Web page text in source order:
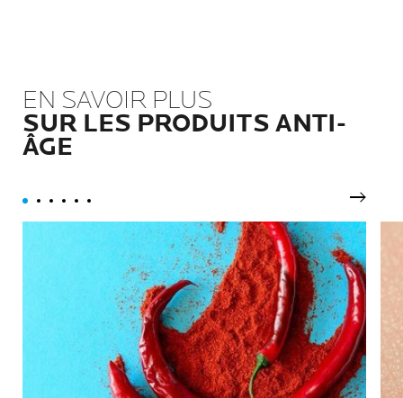
EN SAVOIR PLUS
SUR LES PRODUITS ANTI-
ÂGE